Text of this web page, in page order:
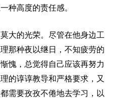
种高度的责任感。
大的光荣。尽管在他身边工
那种夜以继日，不知疲劳的
愧，总觉得自己应该再努力
的谆谆教导和严格要求，又
需要孜孜不倦地去学习，以